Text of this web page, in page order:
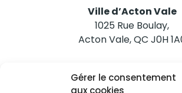
Gérer le consentement
aux cookies
Ville d’Acton Vale
1025 Rue Boulay,
Acton Vale, QC J0H
Nous joindre
Tél. 450 546-2703